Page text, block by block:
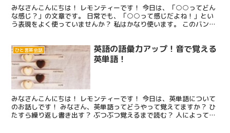
みなさんこんにちは！ レモンティーです！ 今日は、「○○ってどん
な感じ？」の文章です。 日常でも、「○○って感じだよね！」とい
う表現をよく使っていませんか？ 私はかなり使います。 このバンド
ひと言英会話
英語の語彙力アップ！音で覚える
英単語！
みなさんこんにちは！ レモンティーです！ 今日は、英単語について
のお話しです！ みなさん、英単語ってどうやって覚えてますか？ ひ
たすら繰り返し書き出す？ ぶつぶつ覚えるまで読む？ 人によって覚